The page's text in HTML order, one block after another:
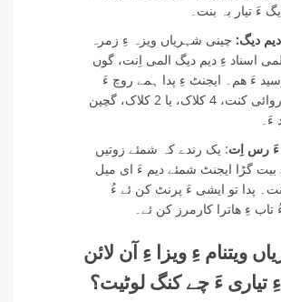
ءَ تیار بہ بنت۔
دیگ: چینی شہریاں ویزہ ءِ زمرہ
اسناد ءِ دیم دیگ المی اِنت، گوں
ءَ ھم۔ ایجنٹ ءِ پدا ہمے روچ ءَ
درخواست ءِ کارروائی کنت، 4 کلاک، یا 2 کلاک، گچین
ءَ رس اِت: یک رندے کہ شمئے زوتیں
بیت گڑا ایجنٹ شمئے دیم ءَ ای میل
پدا تو ایشی ءَ پرنٹ کن ئے ءُ
تاب ءِ ھاترا کارمرز کن ئے۔
ویتنام ءِ ویزا ءِ آن لائن
ءَ چے کنگ لوٹیت؟